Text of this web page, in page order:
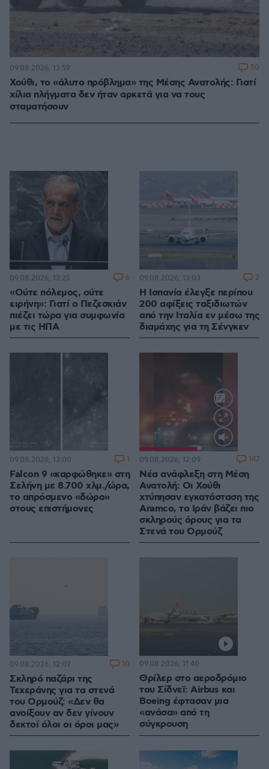
Χούθι, το «άλυτο πρόβλημα» της Μέσης Ανατολής: Γιατί
χίλια πλήγματα δεν ήταν αρκετά για να τους
σταματήσουν
09.08.2026, 13:59 50
«Ούτε πόλεμος, ούτε
ειρήνη»: Γιατί ο Πεζεσκιάν
πιέζει τώρα για συμφωνία
με τις ΗΠΑ
09.08.2026, 13:25 6
Η Ισπανία έλεγξε περίπου
200 αφίξεις ταξιδιωτών
από την Ιταλία εν μέσω της
διαμάχης για τη Σένγκεν
09.08.2026, 13:03 2
Falcon 9 «καρφώθηκε» στη
Σελήνη με 8.700 χλμ./ώρα,
το απρόσμενο «δώρο»
στους επιστήμονες
09.08.2026, 13:00 1
Loaded
100.00%
Νέα ανάφλεξη στη Μέση
Ανατολή: Οι Χούθι
χτύπησαν εγκατάσταση της
Aramco, το Ιράν βάζει πιο
σκληρούς όρους για τα
Στενά του Ορμούζ
09.08.2026, 12:09 147
Σκληρό παζάρι της
Τεχεράνης για τα στενά
του Ορμούζ: «Δεν θα
ανοίξουν αν δεν γίνουν
δεκτοί όλοι οι όροι μας»
09.08.2026, 12:07 10
Θρίλερ στο αεροδρόμιο
του Σίδνεϊ: Airbus και
Boeing έφτασαν μια
«ανάσα» από τη
σύγκρουση
09.08.2026, 11:40